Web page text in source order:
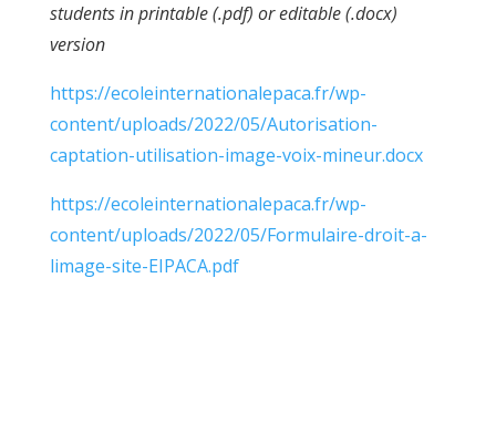
students in printable (.pdf) or editable (.docx)
version
https://ecoleinternationalepaca.fr/wp-
content/uploads/2022/05/Autorisation-
captation-utilisation-image-voix-mineur.docx
https://ecoleinternationalepaca.fr/wp-
content/uploads/2022/05/Formulaire-droit-a-
limage-site-EIPACA.pdf